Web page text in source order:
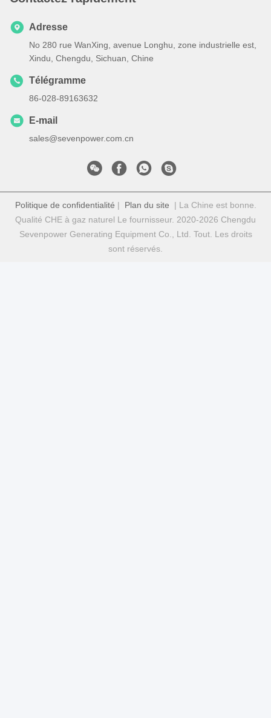
Adresse
No 280 rue WanXing, avenue Longhu, zone industrielle est,
Xindu, Chengdu, Sichuan, Chine
Télégramme
86-028-89163632
E-mail
sales@sevenpower.com.cn
Politique de confidentialité | Plan du site | La Chine est bonne.
Qualité CHE à gaz naturel Le fournisseur. 2020-2026 Chengdu
Sevenpower Generating Equipment Co., Ltd. Tout. Les droits
sont réservés.